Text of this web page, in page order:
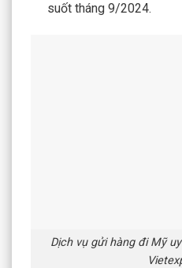
suốt tháng 9/2024.
Dịch vụ gửi hàng đi Mỹ